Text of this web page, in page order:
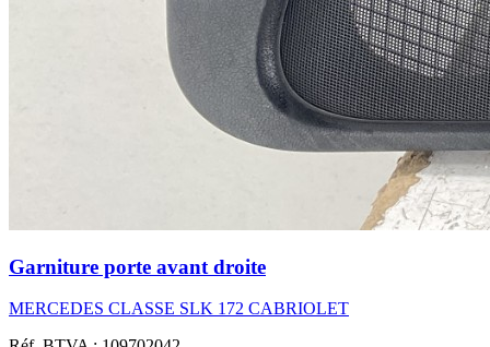
Garniture porte avant droite
MERCEDES CLASSE SLK 172 CABRIOLET